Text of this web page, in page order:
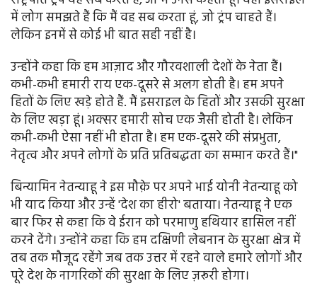
में लोग समझते हैं कि मैं वह सब करता हूं, जो ट्रंप चाहते हैं।
लेकिन इनमें से कोई भी बात सही नहीं है।
उन्होंने कहा कि हम आज़ाद और गौरवशाली देशों के नेता हैं।
कभी-कभी हमारी राय एक-दूसरे से अलग होती है। हम अपने
हितों के लिए खड़े होते हैं. मैं इसराइल के हितों और उसकी सुरक्षा
के लिए खड़ा हूं। अक्सर हमारी सोच एक जैसी होती है। लेकिन
कभी-कभी ऐसा नहीं भी होता है। हम एक-दूसरे की संप्रभुता,
नेतृत्व और अपने लोगों के प्रति प्रतिबद्धता का सम्मान करते हैं।"
बिन्यामिन नेतन्याहू ने इस मौक़े पर अपने भाई योनी नेतन्याहू को
भी याद किया और उन्हें 'देश का हीरो' बताया। नेतन्याहू ने एक
बार फिर से कहा कि वे ईरान को परमाणु हथियार हासिल नहीं
करने देंगे। उन्होंने कहा कि हम दक्षिणी लेबनान के सुरक्षा क्षेत्र में
तब तक मौजूद रहेंगे जब तक उत्तर में रहने वाले हमारे लोगों और
पूरे देश के नागरिकों की सुरक्षा के लिए ज़रूरी होगा।